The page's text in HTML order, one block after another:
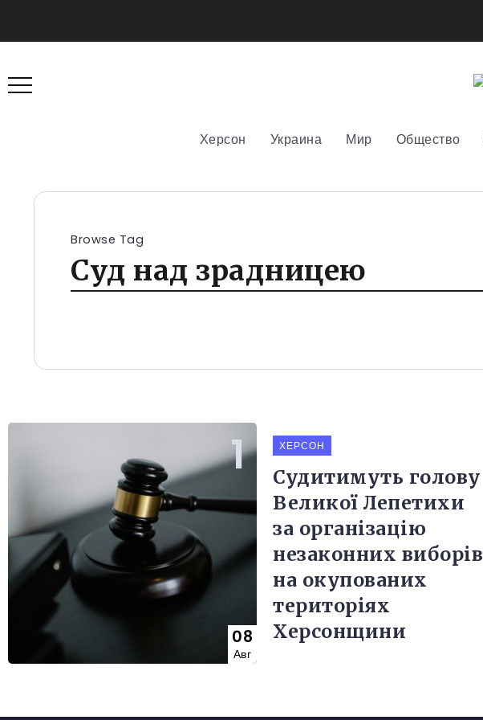
Херсон Украина Мир Общество
Browse Tag
Суд над зрадницею
08
Авг
ХЕРСОН
Судитимуть голову
Великої Лепетихи
за організацію
незаконних виборів
на окупованих
територіях
Херсонщини